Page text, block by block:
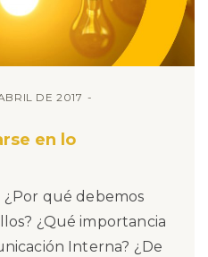
DE 2017
en lo
¿Por qué debemos
¿Qué importancia
Interna? ¿De